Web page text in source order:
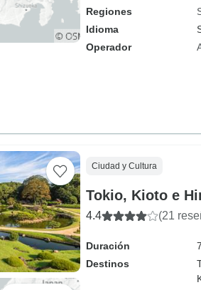
Regiones
Idioma
Operador
Ciudad y Cultura
Tokio, Kioto e
4.4 (21
Duración
Destinos